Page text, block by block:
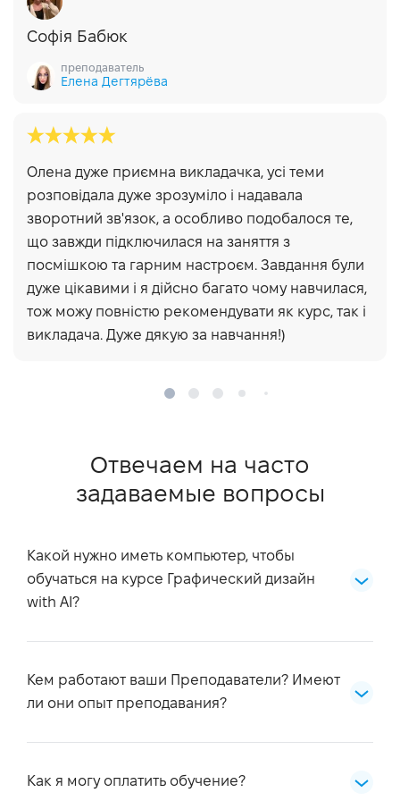
Софія Бабюк
преподаватель
Елена Дегтярёва
Олена дуже приємна викладачка, усі теми
розповідала дуже зрозуміло і надавала
зворотний зв'язок, а особливо подобалося те,
що завжди підключилася на заняття з
посмішкою та гарним настроєм. Завдання були
дуже цікавими і я дійсно багато чому навчилася,
тож можу повністю рекомендувати як курс, так і
викладача. Дуже дякую за навчання!)
Отвечаем на часто
задаваемые вопросы
Какой нужно иметь компьютер, чтобы
обучаться на курсе Графический дизайн
with AI?
Требования к компьютеру для обучения на
Операционная система:
Linux: Ubuntu 16.04 - 20.04
Кем работают ваши Преподаватели? Имеют
ли они опыт преподавания?
Мы всегда очень ответственно стараемся
в нашей Школе. Наши Преподаватели —
Как я могу оплатить обучение?